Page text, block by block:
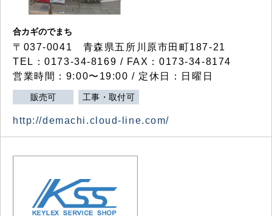
合カギのでまち
〒037-0041 青森県五所川原市田町187-21
TEL：0173-34-8169 / FAX：0173-34-8174
営業時間：9:00〜19:00 / 定休日：日曜日
販売可 工事・取付可
http://demachi.cloud-line.com/